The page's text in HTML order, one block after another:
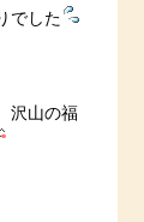
でした
沢山の福